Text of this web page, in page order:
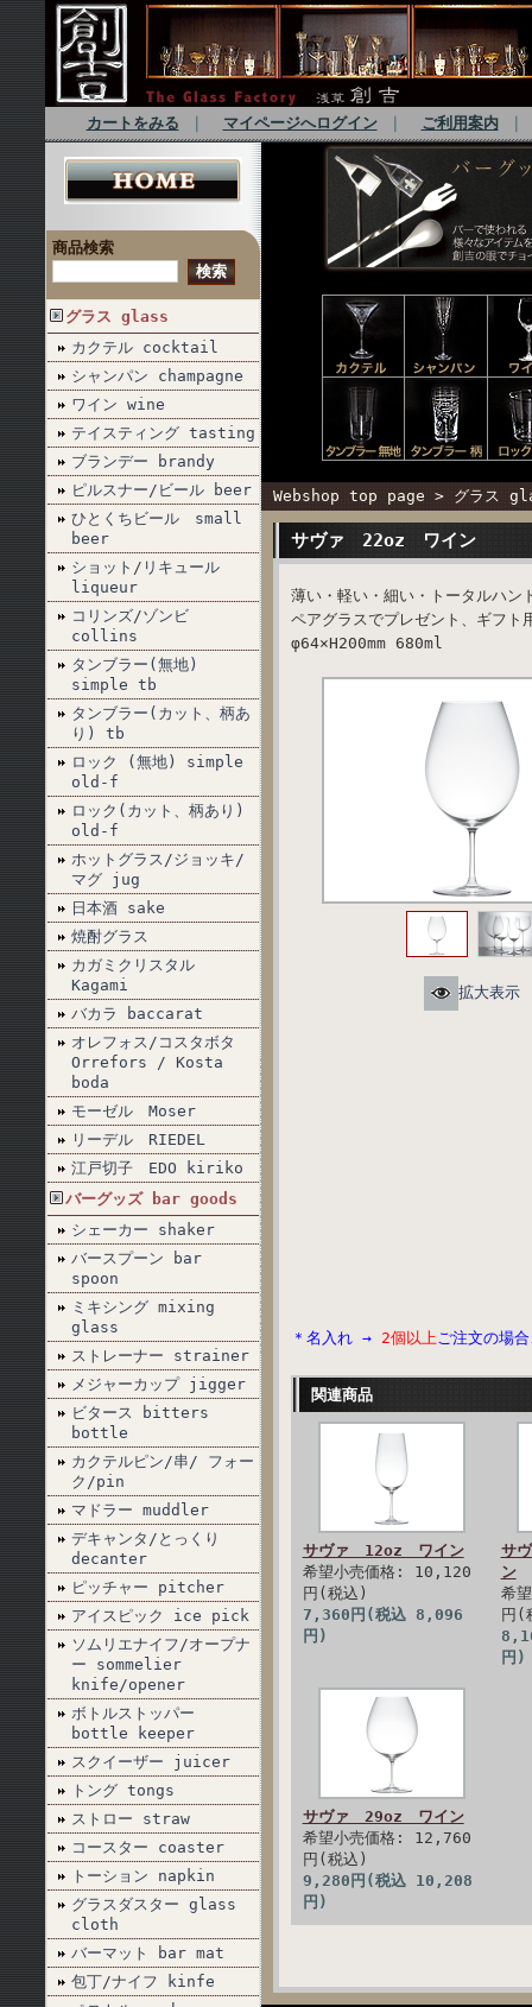
カートをみる マイページへログイン｜ ご利用案内｜
商品検索
グラス glass
カクテル cocktail
シャンパン champagne
ワイン wine
テイスティング tasting
ブランデー brandy
ピルスナー/ビール beer
ひとくちビール small
beer
ショット/リキュール
liqueur
コリンズ/ゾンビ
collins
タンブラー(無地)
simple tb
タンブラー(カット、柄あ
り) tb
ロック (無地) simple
old-f
ロック(カット、柄あり)
old-f
ホットグラス/ジョッキ/
マグ jug
日本酒 sake
焼酎グラス
カガミクリスタル
Kagami
バカラ baccarat
オレフォス/コスタボタ
Orrefors / Kosta
boda
モーゼル Moser
リーデル RIEDEL
江戸切子 EDO kiriko
バーグッズ bar goods
シェーカー shaker
バースプーン bar
spoon
ミキシング mixing
glass
ストレーナー strainer
メジャーカップ jigger
ビタース bitters
bottle
カクテルピン/串/ フォー
ク/pin
マドラー muddler
デキャンタ/とっくり
decanter
ピッチャー pitcher
アイスピック ice pick
ソムリエナイフ/オープナ
ー sommelier
knife/opener
ボトルストッパー
bottle keeper
スクイーザー juicer
トング tongs
ストロー straw
コースター coaster
トーション napkin
グラスダスター glass
cloth
バーマット bar mat
包丁/ナイフ kinfe
Webshop top page > グラス
サヴァ 22oz ワイン
薄い・軽い・細い・トータルハン
ペアグラスでプレゼント、ギフト
φ64×H200mm 680ml
拡大表示
＊名入れ → 2個以上ご注文の場
関連商品
サヴァ 12oz ワイン
希望小売価格: 10,120
円(税込)
7,360円(税込 8,096
円)
サ
ン
希
円(
円)
サヴァ 29oz ワイン
希望小売価格: 12,760
円(税込)
9,280円(税込 10,208
円)